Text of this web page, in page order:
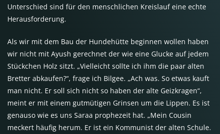
Unterschied sind für den menschlichen Kreislauf eine echte
Herausforderung.
Als wir mit dem Bau der Hundehütte beginnen wollen haben
wir nicht mit Ayush gerechnet der wie eine Glucke auf jedem
Stückchen Holz sitzt. „Vielleicht sollte ich ihm die paar alten
Bretter abkaufen?“, frage ich Bilgee. „Ach was. So etwas kauft
man nicht. Er soll sich nicht so haben der alte Geizkragen“,
meint er mit einem gutmütigen Grinsen um die Lippen. Es ist
genauso wie es uns Saraa prophezeit hat. „Mein Cousin
meckert häufig herum. Er ist ein Kommunist der alten Schule.